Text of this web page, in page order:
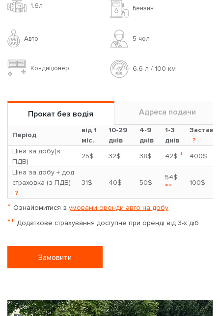
1.6л Бензин
Авто 5 чoл
Кондиціонер 6.6 л / 100 км
Прокат без водія Адреса подачи
Період
від 1
міс.
10-29
днів
4-9
днів
1-3
днів
Застава
?
Ціна за добу(з
ПДВ)
25$ 32$ 38$ 42$ *
400$
Ціна за добу + дод.
страховка (з ПДВ)
?
31$ 40$ 50$
54$
** 100$
* Ознайомитися з умовами оренди авто на добу
** Додаткове страхування доступне при оренді від 3-х діб
Замовити